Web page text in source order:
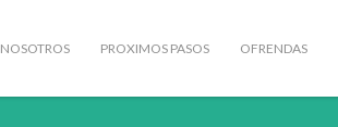
NOSOTROS PROXIMOS PASOS OFRENDAS